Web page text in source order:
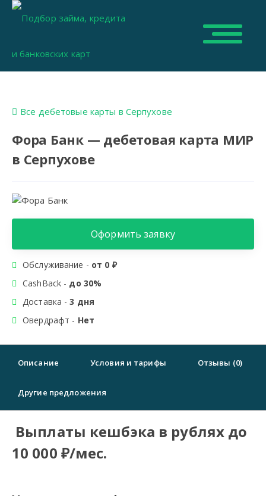
Все дебетовые карты в Серпухове
Фора Банк — дебетовая карта МИР
в Серпухове
Оформить заявку
Обслуживание - от 0 ₽
CashBack - до 30%
Доставка -3 дня
Овердрафт - Нет
Описание Условия и тарифы Отзывы (0)
Другие предложения
Выплаты кешбэка в рублях до
10 000 ₽/мес.